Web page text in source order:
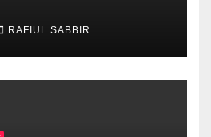
RAFIUL SABBIR